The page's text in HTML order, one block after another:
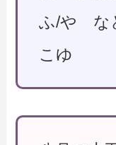
ふ/や な
こゆ